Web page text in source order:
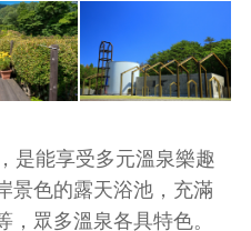
是能享受多元溫泉樂趣
景色的露天浴池，充滿
眾多溫泉各具特色。